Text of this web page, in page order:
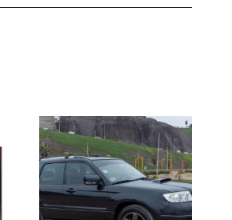
actual
S/8,650.00.